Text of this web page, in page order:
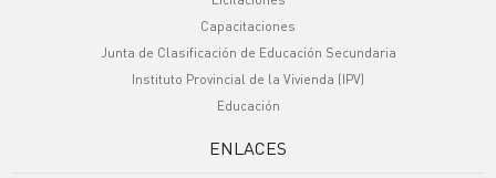
Capacitaciones
Junta de Clasificación de Educación Secundaria
Instituto Provincial de la Vivienda (IPV)
Educación
ENLACES